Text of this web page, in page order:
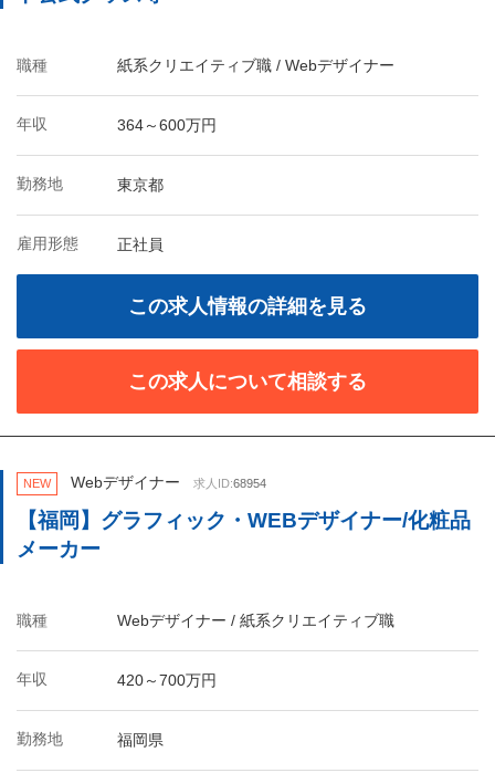
職種 紙系クリエイティブ職 / Webデザイナー
年収 364～600万円
勤務地 東京都
雇用形態 正社員
この求人情報の詳細を見る
この求人について相談する
NEW Webデザイナー 求人ID:68954
【福岡】グラフィック・WEBデザイナー/化粧品
メーカー
職種 Webデザイナー / 紙系クリエイティブ職
年収 420～700万円
勤務地 福岡県